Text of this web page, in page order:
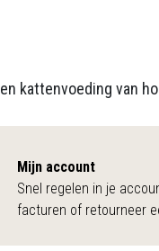
kattenvoeding van
Mijn account
Snel regelen in je
facturen of retourneer